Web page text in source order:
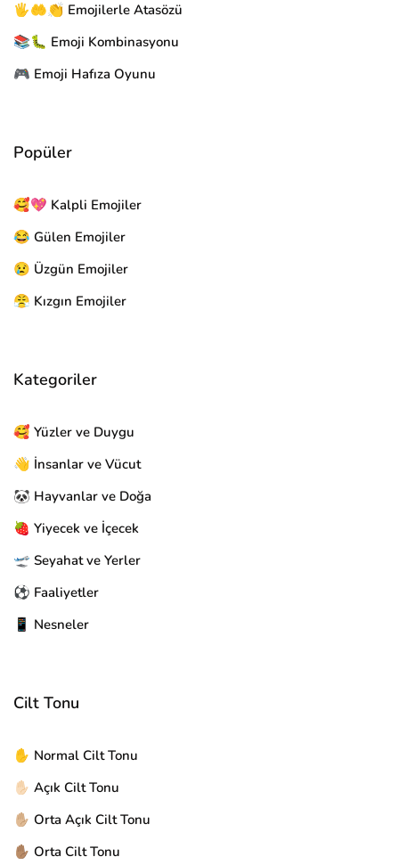
🖐🤲👏 Emojilerle Atasözü
📚🐛 Emoji Kombinasyonu
🎮 Emoji Hafıza Oyunu
Popüler
🥰💖 Kalpli Emojiler
😂 Gülen Emojiler
😢 Üzgün Emojiler
😤 Kızgın Emojiler
Kategoriler
🥰 Yüzler ve Duygu
👋 İnsanlar ve Vücut
🐼 Hayvanlar ve Doğa
🍓 Yiyecek ve İçecek
🛫 Seyahat ve Yerler
⚽ Faaliyetler
📱 Nesneler
Cilt Tonu
✋ Normal Cilt Tonu
✋🏻 Açık Cilt Tonu
✋🏼 Orta Açık Cilt Tonu
✋🏽 Orta Cilt Tonu